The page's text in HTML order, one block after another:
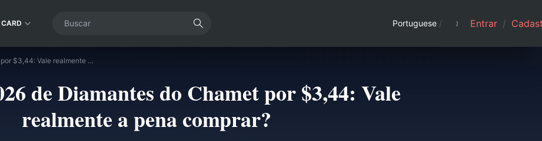
CARD Portuguese / Entrar /
Pacote de 2026 de Diamantes do Chamet por $3,44: Vale realmente a pena comprar?
de Diamantes do Chamet por $3,44: Vale
realmente a pena comprar?